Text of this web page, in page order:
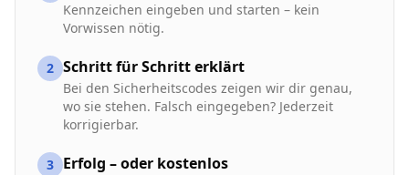
Kennzeichen eingeben und starten – kein
Vorwissen nötig.
2 Schritt für Schritt erklärt
Bei den Sicherheitscodes zeigen wir dir genau,
wo sie stehen. Falsch eingegeben? Jederzeit
korrigierbar.
3 Erfolg – oder kostenlos